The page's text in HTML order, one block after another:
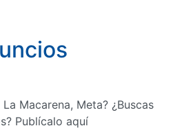
Macarena, Meta? ¿Buscas
Publícalo aquí